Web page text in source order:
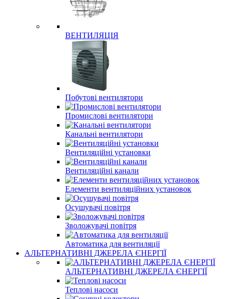
ВЕНТИЛЯЦІЯ
Побутові вентилятори
Промислові вентилятори
Канальні вентилятори
Вентиляційні установки
Вентиляційні канали
Елементи вентиляційних установок
Осушувачі повітря
Зволожувачі повітря
Автоматика для вентиляції
АЛЬТЕРНАТИВНІ ДЖЕРЕЛА ЄНЕРГІЇ
АЛЬТЕРНАТИВНІ ДЖЕРЕЛА ЄНЕРГІЇ
Теплові насоси